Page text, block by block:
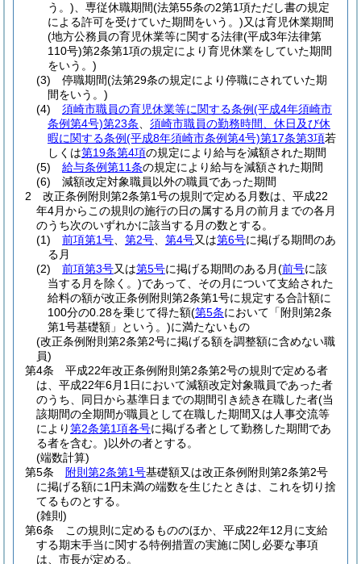
う。) 、専従休職期間(法第55条の2第1項ただし書の規定
による許可を受けていた期間をいう。)又は育児休業期間
(地方公務員の育児休業等に関する法律(平成3年法律第
110号)第2条第1項の規定により育児休業をしていた期間
をいう。)
(3)
停職期間(法第29条の規定により停職にされていた期
間をいう。)
(4)
須崎市職員の育児休業等に関する条例(平成4年須崎市
条例第4号)第23条
須崎市職員の勤務時間、休日及び休
暇に関する条例(平成8年須崎市条例第4号)第17条第3項若
しくは第19条第4項の規定により給与を減額された期間
(5)
給与条例第11条の規定により給与を減額された期間
(6)
減額改定対象職員以外の職員であった期間
2
改正条例附則第2条第1号の規則で定める月数は、平成22
年4月からこの規則の施行の日の属する月の前月までの各月
のうち次のいずれかに該当する月の数とする。
(1)
前項第1号 第2号 第4号又は第6号に掲げる期間のあ
る月
(2)
前項第3号又は第5号に掲げる期間のある月(前号に該
当する月を除く。)であって、その月について支給された
給料の額が改正条例附則第2条第1号に規定する合計額に
100分の0.28を乗じて得た額(第5条において「附則第2条
第1号基礎額」という。)に満たないもの
(改正条例附則第2条第2号に掲げる額を調整額に含めない職
員)
第4条
平成22年改正条例附則第2条第2号の規則で定める者
は、平成22年6月1日において減額改定対象職員であった者
のうち、同日から基準日までの期間引き続き在職した者(当
該期間の全期間が職員として在職した期間又は人事交流等
により第2条第1項各号に掲げる者として勤務した期間であ
る者を含む。)以外の者とする。
(端数計算)
第5条
附則第2条第1号基礎額又は改正条例附則第2条第2号
に掲げる額に1円未満の端数を生じたときは、これを切り捨
てるものとする。
(雑則)
第6条
この規則に定めるもののほか、平成22年12月に支給
する期末手当に関する特例措置の実施に関し必要な事項
は、市長が定める。